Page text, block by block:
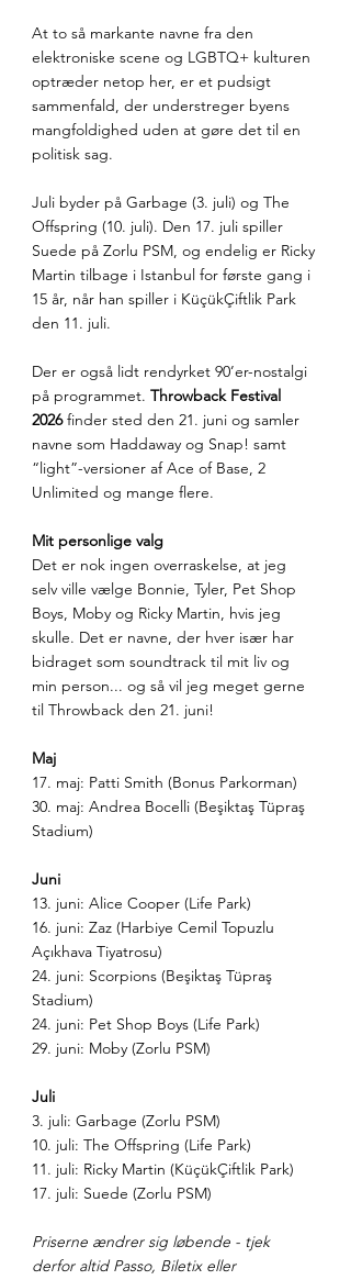
At to så markante navne fra den
elektroniske scene og LGBTQ+ kulturen
optræder netop her, er et pudsigt
sammenfald, der understreger byens
mangfoldighed uden at gøre det til en
politisk sag.
Juli byder på Garbage (3. juli) og The
Offspring (10. juli). Den 17. juli spiller
Suede på Zorlu PSM, og endelig er Ricky
Martin tilbage i Istanbul for første gang i
15 år, når han spiller i KüçükÇiftlik Park
den 11. juli.
Der er også lidt rendyrket 90’er-nostalgi
på programmet. Throwback Festival
2026 finder sted den 21. juni og samler
navne som Haddaway og Snap! samt
“light”-versioner af Ace of Base, 2
Unlimited og mange flere.
Mit personlige valg
Det er nok ingen overraskelse, at jeg
selv ville vælge Bonnie, Tyler, Pet Shop
Boys, Moby og Ricky Martin, hvis jeg
skulle. Det er navne, der hver især har
bidraget som soundtrack til mit liv og
min person... og så vil jeg meget gerne
til Throwback den 21. juni!
Maj
17. maj: Patti Smith (Bonus Parkorman)
30. maj: Andrea Bocelli (Beşiktaş Tüpraş
Stadium)
Juni
13. juni: Alice Cooper (Life Park)
16. juni: Zaz (Harbiye Cemil Topuzlu
Açıkhava Tiyatrosu)
24. juni: Scorpions (Beşiktaş Tüpraş
Stadium)
24. juni: Pet Shop Boys (Life Park)
29. juni: Moby (Zorlu PSM)
Juli
3. juli: Garbage (Zorlu PSM)
10. juli: The Offspring (Life Park)
11. juli: Ricky Martin (KüçükÇiftlik Park)
17. juli: Suede (Zorlu PSM)
Priserne ændrer sig løbende - tjek
derfor altid Passo, Biletix eller